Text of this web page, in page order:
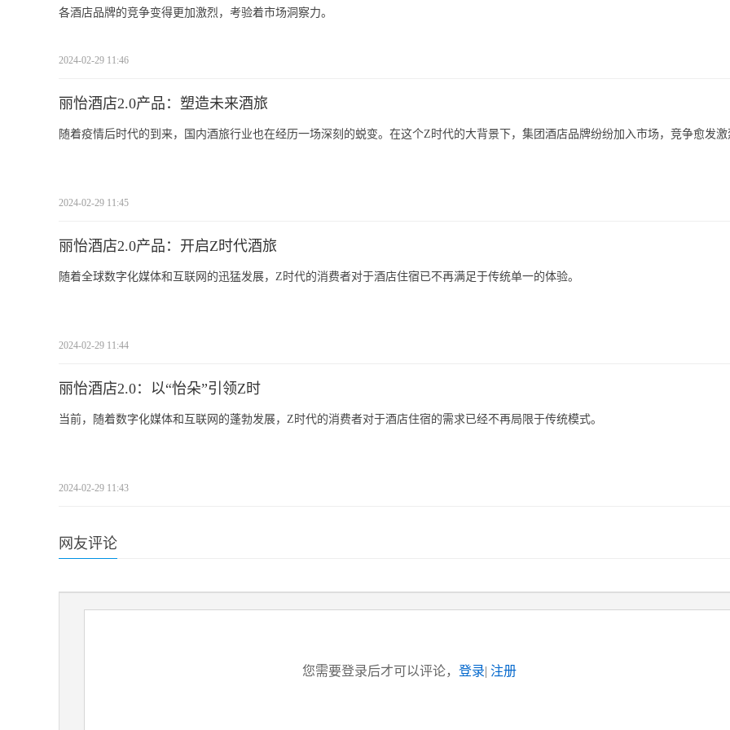
各酒店品牌的竞争变得更加激烈，考验着市场洞察力。
2024-02-29 11:46
丽怡酒店2.0产品：塑造未来酒旅
随着疫情后时代的到来，国内酒旅行业也在经历一场深刻的蜕变。在这个Z时代的大背景下，集团酒店品牌纷纷加入市场，竞争愈发激
2024-02-29 11:45
丽怡酒店2.0产品：开启Z时代酒旅
随着全球数字化媒体和互联网的迅猛发展，Z时代的消费者对于酒店住宿已不再满足于传统单一的体验。
2024-02-29 11:44
丽怡酒店2.0：以“怡朵”引领Z时
当前，随着数字化媒体和互联网的蓬勃发展，Z时代的消费者对于酒店住宿的需求已经不再局限于传统模式。
2024-02-29 11:43
网友评论
您需要登录后才可以评论， 登录| 注册